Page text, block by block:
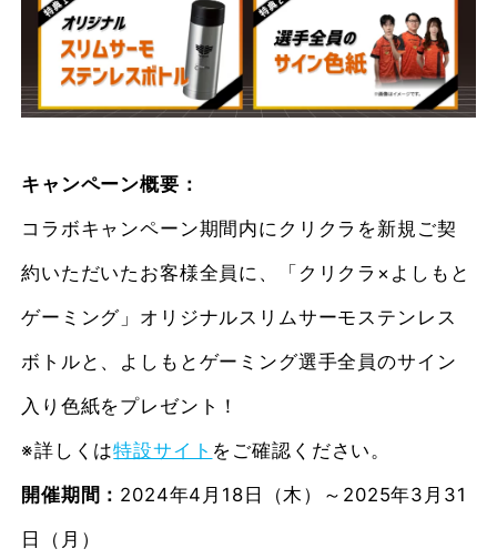
キャンペーン概要 ：
コラボキャンペーン期間内にクリクラを新規ご契
約いただいたお客様全員に、「クリクラ×よしもと
ゲーミング」オリジナルスリムサーモステンレス
ボトルと、よしもとゲーミング選手全員のサイン
入り色紙をプレゼント！
※詳しくは特設サイト をご確認ください。
開催期間： 2024年4月18日（木）～2025年3月31
日（月）